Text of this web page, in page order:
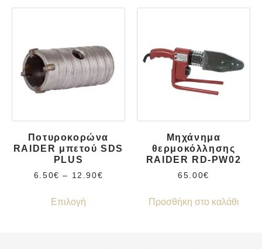
Ποτυροκορώνα
RAIDER μπετού SDS
PLUS
6.50€ – 12.90€
Επιλογή
Μηχάνημα
θερμοκόλλησης
RAIDER RD-PW02
65.00€
Προσθήκη στο καλάθι